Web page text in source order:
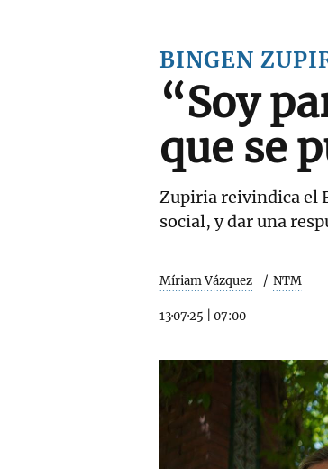
BINGEN
“Soy
que se
Zupiria reivindica el
social, y dar una
Míriam Vázquez NTM
13·07·25 07:00